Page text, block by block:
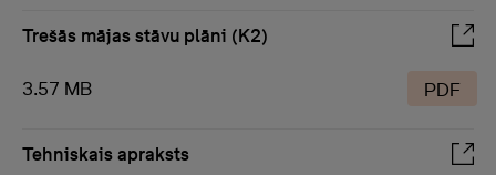
Trešās mājas stāvu plāni (K2)
3.57 MB PDF
Tehniskais apraksts